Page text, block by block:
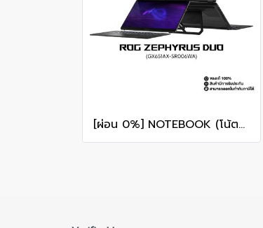
[ผ่อน 0%] NOTEBOOK (โน้ตบุ๊ก) ASUS ROG ZEPHYRUS DUO 16 GX651AX-SR006WA 16" 3K OLED 120Hz Touchscreen/ULTRA 9 386H/64GB/SSD 2TB/RTX 5090/WINDOWS 11+MS OFFICE รับประกันศูนย์ไทย 3ปี